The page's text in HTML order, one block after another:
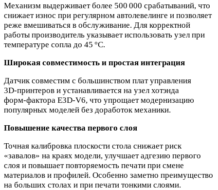
Механизм выдерживает более 500 000 срабатываний, что
снижает износ при регулярном автолевелинге и позволяет
реже вмешиваться в обслуживание. Для корректной
работы производитель указывает использовать узел при
температуре сопла до 45 °C.
Широкая совместимость и простая интеграция
Датчик совместим с большинством плат управления
3D‑принтеров и устанавливается на узел хотэнда
форм‑фактора E3D‑V6, что упрощает модернизацию
популярных моделей без доработок механики.
Повышение качества первого слоя
Точная калибровка плоскости стола снижает риск
«завалов» на краях модели, улучшает адгезию первого
слоя и повышает повторяемость печати при смене
материалов и профилей. Особенно заметно преимущество
на больших столах и при печати тонкими слоями.